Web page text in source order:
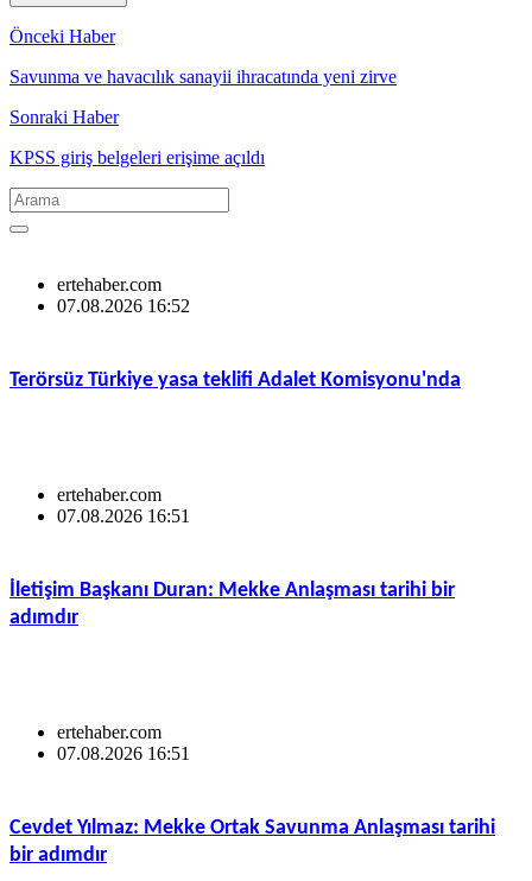
Önceki Haber
Savunma ve havacılık sanayii ihracatında yeni zirve
Sonraki Haber
KPSS giriş belgeleri erişime açıldı
ertehaber.com
07.08.2026 16:52
Terörsüz Türkiye yasa teklifi Adalet Komisyonu'nda
ertehaber.com
07.08.2026 16:51
İletişim Başkanı Duran: Mekke Anlaşması tarihi bir
adımdır
ertehaber.com
07.08.2026 16:51
Cevdet Yılmaz: Mekke Ortak Savunma Anlaşması tarihi
bir adımdır